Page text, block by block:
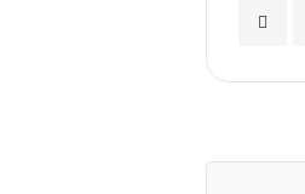
Dodaj